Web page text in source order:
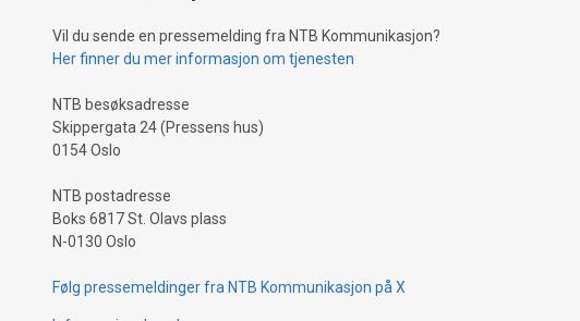
Vil du sende en pressemelding fra NTB Kommunikasjon?
Her finner du mer informasjon om tjenesten
NTB besøksadresse
Skippergata 24 (Pressens hus)
0154 Oslo
NTB postadresse
Boks 6817 St. Olavs plass
N-0130 Oslo
Følg pressemeldinger fra NTB Kommunikasjon på X